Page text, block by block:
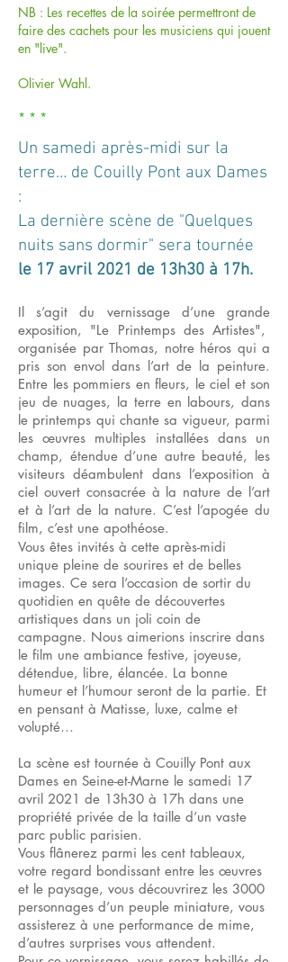
NB : Les recettes de la soirée permettront de
faire des cachets pour les musiciens qui jouent
en "live".
Olivier Wahl.
* * *
Un samedi après-midi sur la
terre… de Couilly Pont aux Dames
:
La dernière scène de "Quelques
nuits sans dormir" sera tournée
le 17 avril 2021 de 13h30 à 17h.
Il s’agit du vernissage d’une grande
exposition, "Le Printemps des Artistes",
organisée par Thomas, notre héros qui a
pris son envol dans l’art de la peinture.
Entre les pommiers en fleurs, le ciel et son
jeu de nuages, la terre en labours, dans
le printemps qui chante sa vigueur, parmi
les œuvres multiples installées dans un
champ, étendue d’une autre beauté, les
visiteurs déambulent dans l’exposition à
ciel ouvert consacrée à la nature de l’art
et à l’art de la nature. C’est l’apogée du
film, c’est une apothéose.
Vous êtes invités à cette après-midi
unique pleine de sourires et de belles
images. Ce sera l’occasion de sortir du
quotidien en quête de découvertes
artistiques dans un joli coin de
campagne. Nous aimerions inscrire dans
le film une ambiance festive, joyeuse,
détendue, libre, élancée. La bonne
humeur et l’humour seront de la partie. Et
en pensant à Matisse, luxe, calme et
volupté…
La scène est tournée à Couilly Pont aux
Dames en Seine-et-Marne le samedi 17
avril 2021 de 13h30 à 17h dans une
propriété privée de la taille d’un vaste
parc public parisien.
Vous flânerez parmi les cent tableaux,
votre regard bondissant entre les œuvres
et le paysage, vous découvrirez les 3000
personnages d’un peuple miniature, vous
assisterez à une performance de mime,
d’autres surprises vous attendent.